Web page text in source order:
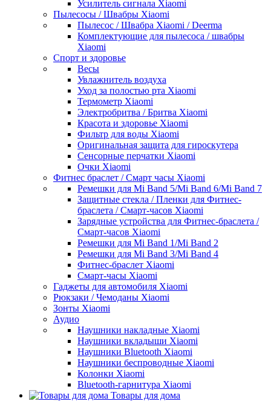
Усилитель сигнала Xiaomi
Пылесосы / Швабры Xiaomi
Пылесос / Швабра Xiaomi / Deerma
Комплектующие для пылесоса / швабры
Xiaomi
Спорт и здоровье
Весы
Увлажнитель воздуха
Уход за полостью рта Xiaomi
Термометр Xiaomi
Электробритва / Бритва Xiaomi
Красота и здоровье Xiaomi
Фильтр для воды Xiaomi
Оригинальная защита для гироскутера
Сенсорные перчатки Xiaomi
Очки Xiaomi
Фитнес браслет / Смарт часы Xiaomi
Ремешки для Mi Band 5/Mi Band 6/Mi Band 7
Защитные стекла / Пленки для Фитнес-
браслета / Смарт-часов Xiaomi
Зарядные устройства для Фитнес-браслета /
Смарт-часов Xiaomi
Ремешки для Mi Band 1/Mi Band 2
Ремешки для Mi Band 3/Mi Band 4
Фитнес-браслет Xiaomi
Смарт-часы Xiaomi
Гаджеты для автомобиля Xiaomi
Рюкзаки / Чемоданы Xiaomi
Зонты Xiaomi
Аудио
Наушники накладные Xiaomi
Наушники вкладыши Xiaomi
Наушники Bluetooth Xiaomi
Наушники беспроводные Xiaomi
Колонки Xiaomi
Bluetooth-гарнитура Xiaomi
Товары для дома